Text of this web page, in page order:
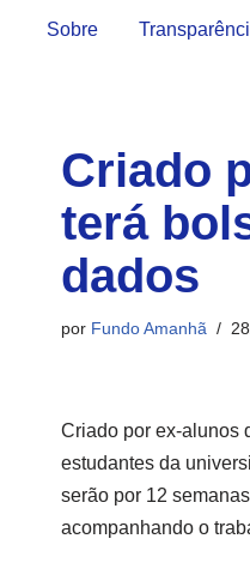
Sobre
Criado
terá
dados
por Fundo Amanhã
Criado por ex-alunos
estudantes da
serão por 12
acompanhando o